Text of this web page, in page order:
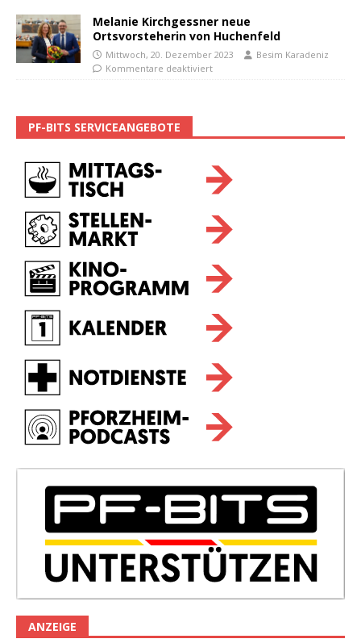
Melanie Kirchgessner neue
Ortsvorsteherin von Huchenfeld
Mittwoch, 20. Dezember 2023
Besim Karadeniz
Kommentare deaktiviert
PF-BITS SERVICEANGEBOTE
ANZEIGE